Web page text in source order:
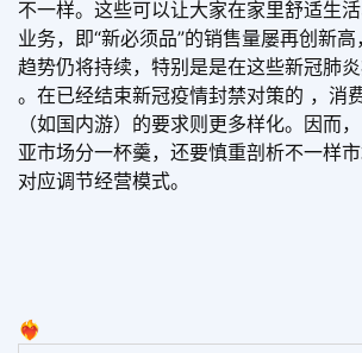
不一样。这些可以让大家在家里舒适生
业务，即“新必须品”的销售量屡再创新
趋势仍将持续，特别是是在这些新冠肺
。在已经结束新冠疫情封禁对策的 ，消
（如国内游）的要求则更多样化。因而
亚市场分一杯羹，还要慎重剖析不一样
对应调节经营模式。
❤️‍🔥